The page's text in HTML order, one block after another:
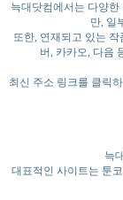
늑대닷컴에서는 다양
만, 일
또한, 연재되고 있는
버, 카카오, 다음
최신 주소 링크를 클릭
늑
대표적인 사이트는 툰